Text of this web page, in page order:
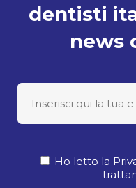
dentisti
news
Ho letto la